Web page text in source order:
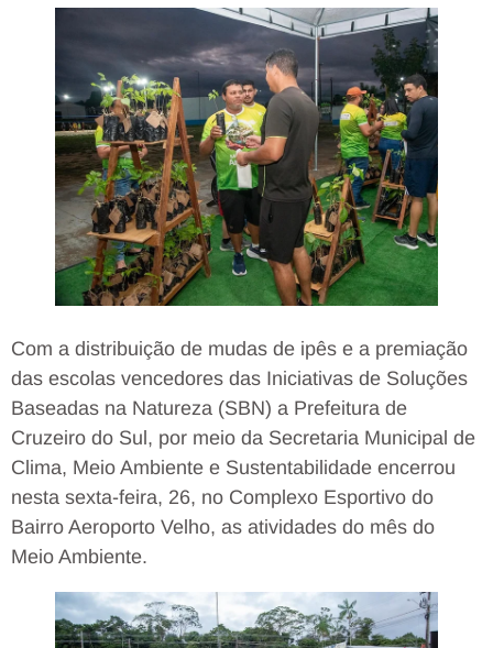
Com a distribuição de mudas de ipês e a premiação
das escolas vencedores das Iniciativas de Soluções
Baseadas na Natureza (SBN) a Prefeitura de
Cruzeiro do Sul, por meio da Secretaria Municipal de
Clima, Meio Ambiente e Sustentabilidade encerrou
nesta sexta-feira, 26, no Complexo Esportivo do
Bairro Aeroporto Velho, as atividades do mês do
Meio Ambiente.